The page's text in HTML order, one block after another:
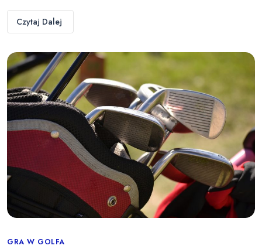
Czytaj Dalej
Categories
GRA W GOLFA